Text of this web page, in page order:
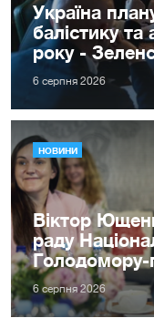
Україна
балістику та
року -
6 серпня 2026
НОВИНИ
Віктор
раду
Голодомору-
6 серпня 2026